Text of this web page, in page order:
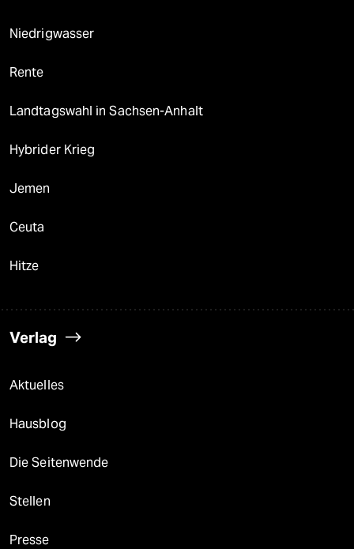
Niedrigwasser
Rente
Landtagswahl in Sachsen-Anhalt
Hybrider Krieg
Jemen
Ceuta
Hitze
Verlag
Aktuelles
Hausblog
Die Seitenwende
Stellen
Presse